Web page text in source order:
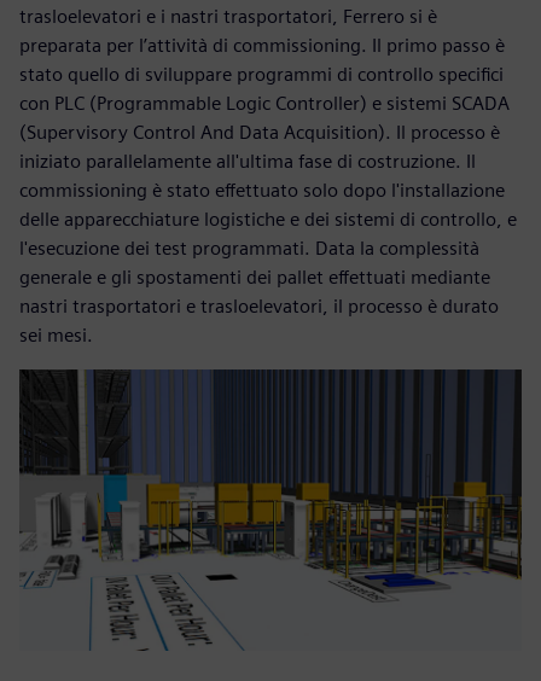
trasloelevatori e i nastri trasportatori, Ferrero si è
preparata per l’attività di commissioning. Il primo passo è
stato quello di sviluppare programmi di controllo specifici
con PLC (Programmable Logic Controller) e sistemi SCADA
(Supervisory Control And Data Acquisition). Il processo è
iniziato parallelamente all'ultima fase di costruzione. Il
commissioning è stato effettuato solo dopo l'installazione
delle apparecchiature logistiche e dei sistemi di controllo, e
l'esecuzione dei test programmati. Data la complessità
generale e gli spostamenti dei pallet effettuati mediante
nastri trasportatori e trasloelevatori, il processo è durato
sei mesi.